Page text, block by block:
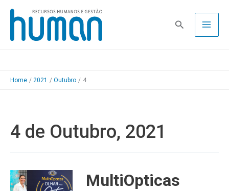
Skip
content
Pesquisa
Home 2021 Outubro 4
4 de Outubro, 2021
MultiOpticas